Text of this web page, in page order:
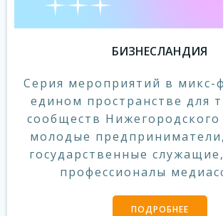
БИЗНЕСЛАНДИЯ
Серия мероприятий в микс-
едином пространстве для
сообществ Нижегородского
молодые
государственные
профессионалы
ПОДРОБНЕЕ